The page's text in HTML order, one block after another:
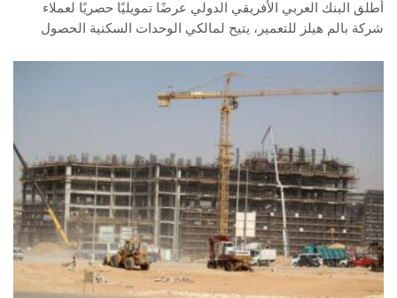
أطلق البنك العربي الأفريقي الدولي عرضًا تمويليًا حصريًا لعملاء
شركة بالم هيلز للتعمير، يتيح لمالكي الوحدات السكنية الحصول